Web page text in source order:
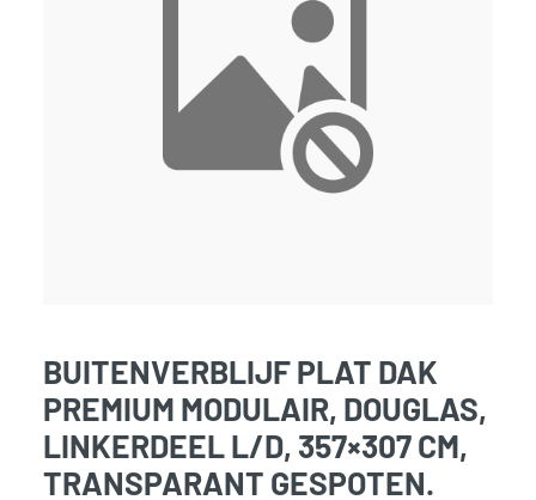
BUITENVERBLIJF PLAT DAK
PREMIUM MODULAIR, DOUGLAS,
LINKERDEEL L/D, 357×307 CM,
TRANSPARANT GESPOTEN.